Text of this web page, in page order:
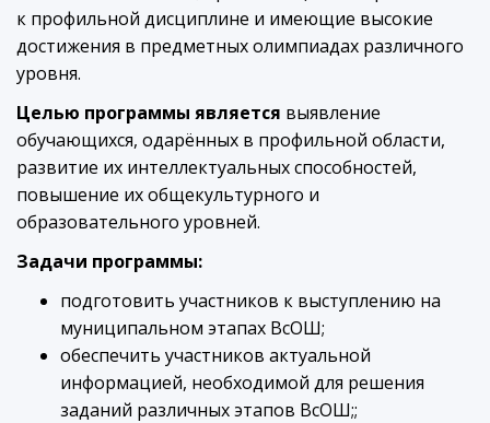
к профильной дисциплине и имеющие высокие
достижения в предметных олимпиадах различного
уровня.
Целью программы является выявление
обучающихся, одарённых в профильной области,
развитие их интеллектуальных способностей,
повышение их общекультурного и
образовательного уровней.
Задачи программы:
подготовить участников к выступлению на
муниципальном этапах ВсОШ;
обеспечить участников актуальной
информацией, необходимой для решения
заданий различных этапов ВсОШ;;